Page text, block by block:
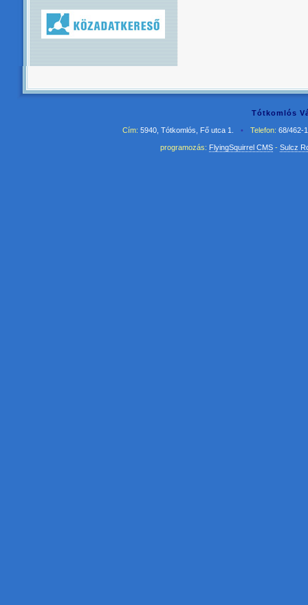
Tótkomlós
Cím: 5940, Tótkomlós, Fő utca 1. • Telefon: 68/462-
programozás: FlyingSquirrel CMS- Sulcz